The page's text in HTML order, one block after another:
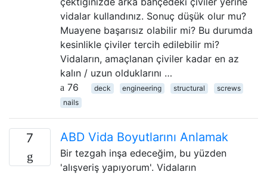
vidalar kullandınız. Sonuç düşük olur mu?
Muayene başarısız olabilir mi? Bu durumda
kesinlikle çiviler tercih edilebilir mi?
Vidaların, amaçlanan çiviler kadar en az
kalın / uzun olduklarını …
76
deck engineering structural
screws
nails
7 ABD Vida Boyutlarını Anlamak
Bir tezgah inşa edeceğim, bu yüzden
'alışveriş yapıyorum'. Vidaların